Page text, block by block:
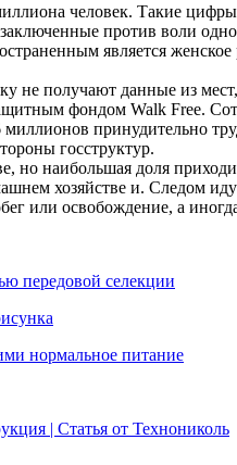
человек. Такие
против воли
является
не получают данные из
фондом Walk Free.
принудительно
госструктур.
но наибольшая доля
хозяйстве и. Следом
или освобождение, а
передовой селекции
нормальное питание
| Статья от Технониколь